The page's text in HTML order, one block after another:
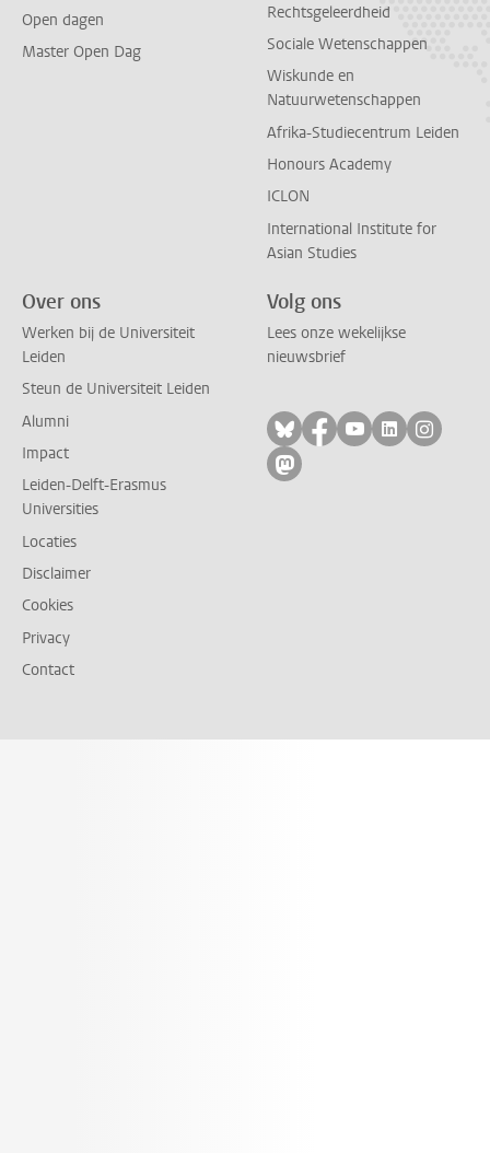
Open dagen
Master Open Dag
Rechtsgeleerdheid
Sociale Wetenschappen
Wiskunde en
Natuurwetenschappen
Afrika-Studiecentrum Leiden
Honours Academy
ICLON
International Institute for
Asian Studies
Over ons
Werken bij de Universiteit
Leiden
Steun de Universiteit Leiden
Alumni
Impact
Leiden-Delft-Erasmus
Universities
Locaties
Disclaimer
Cookies
Privacy
Contact
Volg ons
Lees onze wekelijkse
nieuwsbrief
Volg ons op bluesky
Volg ons op
Volg ons op
Volg ons
Volg
Volg ons op mastodon